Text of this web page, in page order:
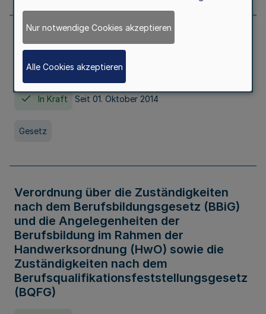
Gesetz über die Hochschulen des Landes
Nordrhein-Westfalen (Hochschulgesetz -
HG)
In Kraft Seit 01. Oktober 2014
Gesetz
Verordnung über die Zuständigkeiten
nach dem Berufsbildungsgesetz (BBiG)
und die Angelegenheiten der
Berufsbildung im Rahmen der
Handwerksordnung (HwO) sowie die
Zuständigkeiten nach dem
Berufsqualifikationsfeststellungsgesetz
(BQFG)
Nur notwendige Cookies akzeptieren
Alle Cookies akzeptieren